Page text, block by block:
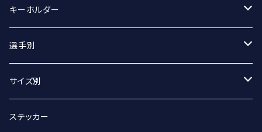
マフラータオル
Tシャツ
Tシャツ（オーバーサイズ）
ベースボールシャツ
選手別
キーホルダー
丸アクキー
ユニフォームアクキー
選手別
#2 宮坂侑選手
#9 ジグマルス・ライモ選手
サイズ別
Sサイズ
ステッカー